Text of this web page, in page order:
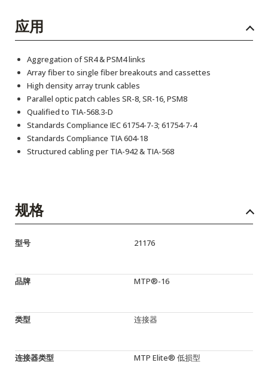
应用
Aggregation of SR4 & PSM4 links
Array fiber to single fiber breakouts and cassettes
High density array trunk cables
Parallel optic patch cables SR-8, SR-16, PSM8
Qualified to TIA-568.3-D
Standards Compliance IEC 61754-7-3; 61754-7-4
Standards Compliance TIA 604-18
Structured cabling per TIA-942 & TIA-568
规格
型号 21176
品牌 MTP®-16
类型 连接器
连接器类型 MTP Elite® 低损型